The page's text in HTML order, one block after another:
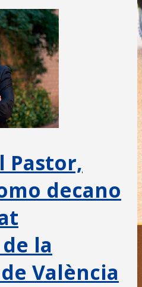
Pastor,
decano
la
València